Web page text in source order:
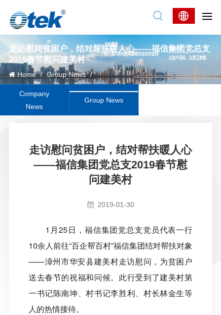
走访慰问贫困户，结对帮扶暖人心——福信集团党总支
2019春节慰问建美村
Home / Group News /
Company
News
Group News
走访慰问贫困户，结对帮扶暖人心
——福信集团党总支2019春节慰
问建美村
2019-01-30
1 月25日，福信集团党总支党员代表一行
10余人前往“百企帮百村”福信集团结对帮扶对象
——漳州市华安县建美村走访慰问，为贫困户
送去春节的祝福和问候。此行受到了建美村第
一书记陈南坤、村书记李胜利、村长林金生等
人的热情接待。